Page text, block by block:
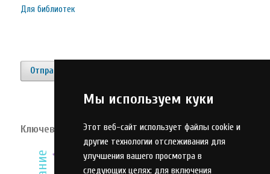
Мы используем куки
Этот веб-сайт использует файлы cookie и
другие технологии отслеживания для
улучшения вашего просмотра в
следующих целях: для включения
Для библиотек
Отправить материал
Ключевые слова
эффективность
инвестиции надежность